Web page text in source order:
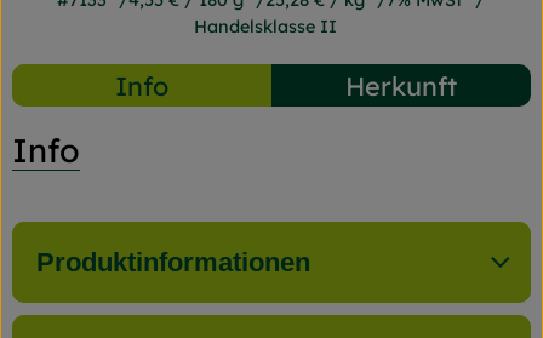
Handelsklasse II
Info Herkunft
Info
Produktinformationen